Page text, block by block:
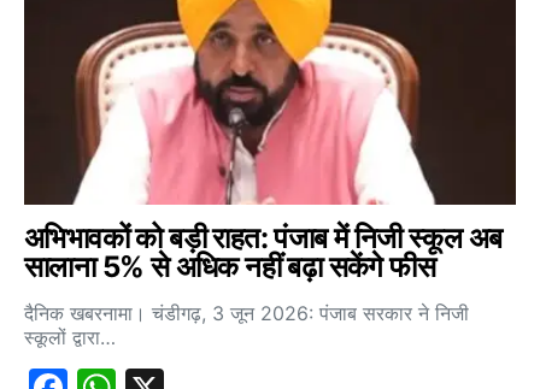
अभिभावकों को बड़ी राहत: पंजाब में निजी स्कूल अब
सालाना 5% से अधिक नहीं बढ़ा सकेंगे फीस
दैनिक खबरनामा। चंडीगढ़, 3 जून 2026: पंजाब सरकार ने निजी
स्कूलों द्वारा…